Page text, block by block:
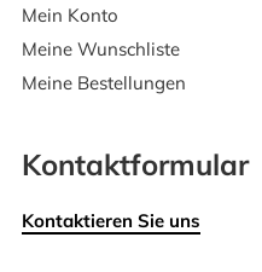
Mein Konto
Meine Wunschliste
Meine Bestellungen
Kontaktformular
Kontaktieren Sie uns